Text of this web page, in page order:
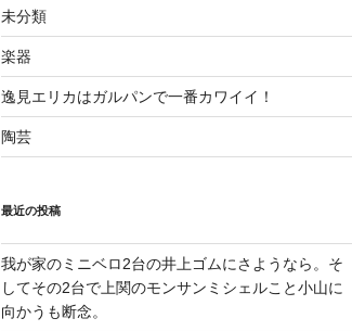
未分類
楽器
逸見エリカはガルパンで一番カワイイ！
陶芸
最近の投稿
我が家のミニベロ2台の井上ゴムにさようなら。そ
してその2台で上関のモンサンミシェルこと小山に
向かうも断念。